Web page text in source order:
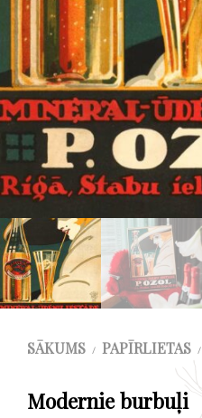
SĀKUMS / PAPĪRLIETAS /
Modernie burbuļi